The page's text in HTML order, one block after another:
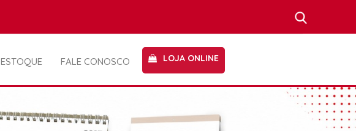
ESTOQUE FALE CONOSCO LOJA ONLINE